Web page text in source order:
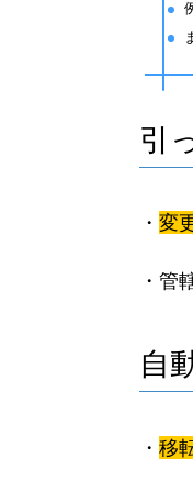
引
・ 変
・管
自
・ 移